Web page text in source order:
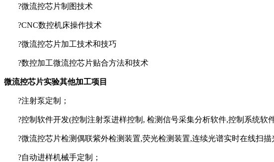
?微流控芯片制图技术
?CNC数控机床操作技术
?微流控芯片加工技术和技巧
?数控加工微流控芯片贴合方法和技术
微流控芯片实验其他加工项目
?注射泵定制 ；
?控制软件开发(控制注射泵进样控制, 检测信号采集分析软件,控制系统软
?微流控芯片检测偶联紫外检测装置,荧光检测装置,连续光谱实时在线扫
?自动进样机械手定制 ；